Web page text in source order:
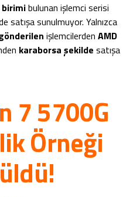
bulunan işlemci serisi
satışa sunulmuyor. Yalnızca
işlemcilerden AMD
karaborsa şekilde satışa
7 5700G
Örneği